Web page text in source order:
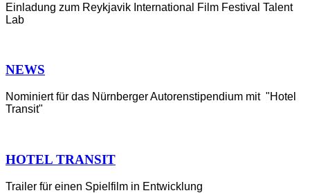
Einladung zum Reykjavik International Film Festival Talent
Lab
NEWS
Nominiert für das Nürnberger Autorenstipendium mit "Hotel
Transit"
HOTEL TRANSIT
Trailer für einen Spielfilm in Entwicklung